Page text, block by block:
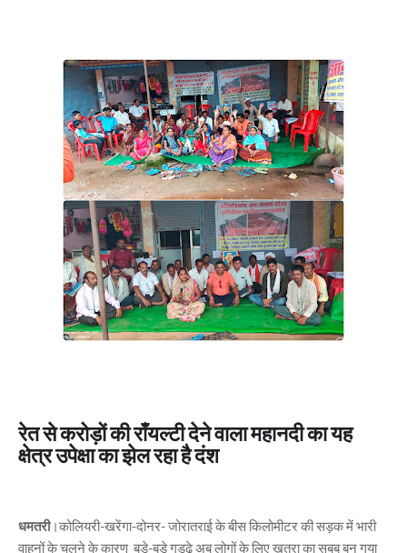
रेत से करोड़ों की राँयल्टी देने वाला महानदी का यह
क्षेत्र उपेक्षा का झेल रहा है दंश
धमतरी।कोलियरी-खरेंगा-दोनर- जोरातराई के बीस किलोमीटर की सड़क में भारी
वाहनों के चलने के कारण बड़े-बड़े गड्ढे अब लोगों के लिए खतरा का सबब बन गया